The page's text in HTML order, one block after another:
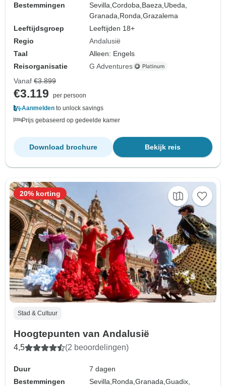
Bestemmingen
Sevilla,Cordoba, Baeza, Ubeda,
Granada, Ronda,Grazalema
Leeftijdsgroep
Leeftijden 18+
Regio
Andalusië
Taal
Alleen: Engels
Reisorganisatie
G Adventures
Vanaf €3.899
€3.119
per persoon
Aanmelden to unlock savings
Prijs gebaseerd op gedeelde kamer
Bekijk reis
Download brochure
Stad & Cultuur
Hoogtepunten van Andalusië
4,5 (2 beoordelingen)
Duur
7 dagen
Bestemmingen
Sevilla, Ronda,Granada,Guadix,
20% korting